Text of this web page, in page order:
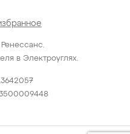
в Электроуглях.